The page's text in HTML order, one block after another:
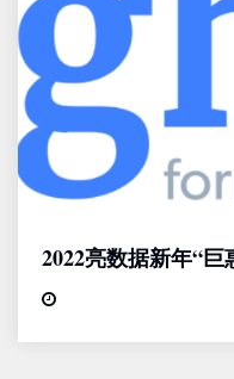
2022亮数据新年“巨